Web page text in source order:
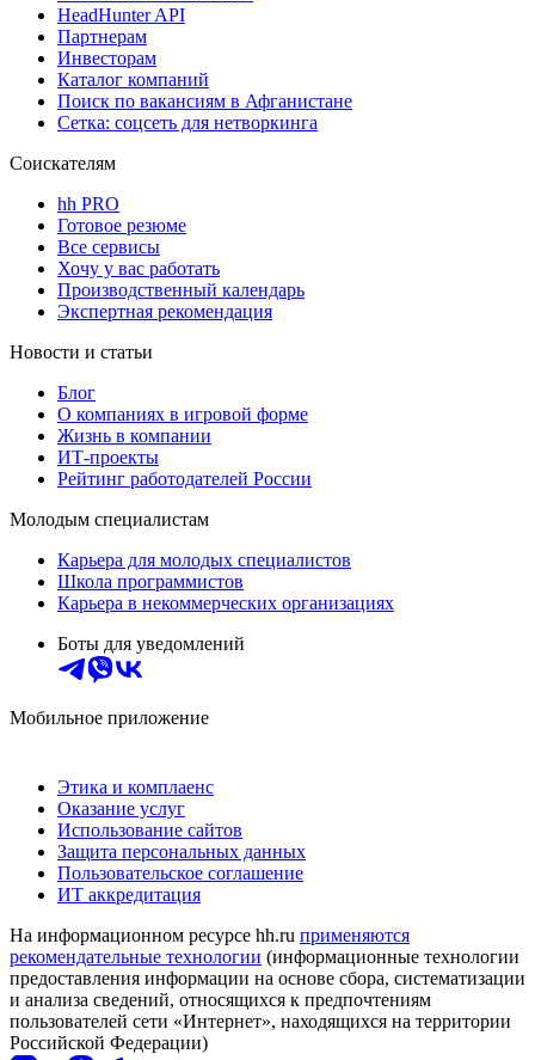
HeadHunter API
Партнерам
Инвесторам
Каталог компаний
Поиск по вакансиям в Афганистане
Сетка: соцсеть для нетворкинга
Соискателям
hh PRO
Готовое резюме
Все сервисы
Хочу у вас работать
Производственный календарь
Экспертная рекомендация
Новости и статьи
Блог
О компаниях в игровой форме
Жизнь в компании
ИТ-проекты
Рейтинг работодателей России
Молодым специалистам
Карьера для молодых специалистов
Школа программистов
Карьера в некоммерческих организациях
Боты для уведомлений
Мобильное приложение
Этика и комплаенс
Оказание услуг
Использование сайтов
Защита персональных данных
Пользовательское соглашение
ИТ аккредитация
На информационном ресурсе hh.ru применяются
рекомендательные технологии (информационные технологии
предоставления информации на основе сбора, систематизации
и анализа сведений, относящихся к предпочтениям
пользователей сети «Интернет», находящихся на территории
Российской Федерации)